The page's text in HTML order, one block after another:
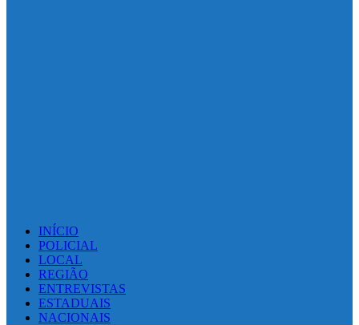
INÍCIO
POLICIAL
LOCAL
REGIÃO
ENTREVISTAS
ESTADUAIS
NACIONAIS